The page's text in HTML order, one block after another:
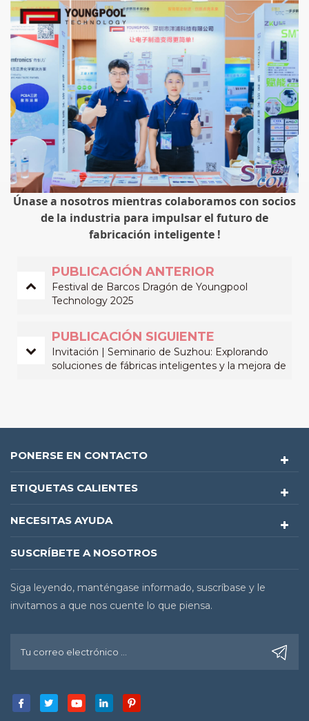
Únase a nosotros mientras colaboramos con socios
de la industria para impulsar el futuro de
fabricación inteligente !
PUBLICACIÓN ANTERIOR
Festival de Barcos Dragón de Youngpool
Technology 2025
PUBLICACIÓN SIGUIENTE
Invitación | Seminario de Suzhou: Explorando
soluciones de fábricas inteligentes y la mejora de
PONERSE EN CONTACTO
ETIQUETAS CALIENTES
NECESITAS AYUDA
SUSCRÍBETE A NOSOTROS
Siga leyendo, manténgase informado, suscríbase y le
invitamos a que nos cuente lo que piensa.